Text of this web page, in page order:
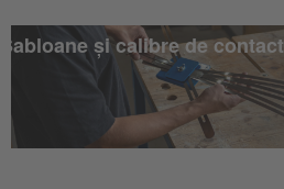
Șabloane și calibre de contact